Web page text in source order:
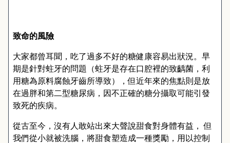
致命的風險
大家都曾耳聞，吃了過多不好的糖健康容易出狀況。早
期是針對蛀牙的問題（蛀牙是存在口腔裡的致齲菌，利
用糖為原料腐蝕牙齒所導致），但近年來的焦點則是放
在過胖和第二型糖尿病，因不正確的糖分攝取可能引發
致死的疾病。
從古至今，沒有人敢站出來大聲說甜食對身體有益， 但
我們從小就被洗腦，將甜食塑造成一種獎勵，用以控制